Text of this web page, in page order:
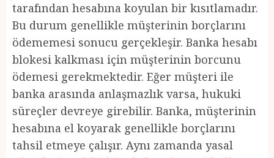
tarafından hesabına koyulan bir kısıtlamadır.
Bu durum genellikle müşterinin borçlarını
ödememesi sonucu gerçekleşir. Banka hesabı
blokesi kalkması için müşterinin borcunu
ödemesi gerekmektedir. Eğer müşteri ile
banka arasında anlaşmazlık varsa, hukuki
süreçler devreye girebilir. Banka, müşterinin
hesabına el koyarak genellikle borçlarını
tahsil etmeye çalışır. Aynı zamanda yasal